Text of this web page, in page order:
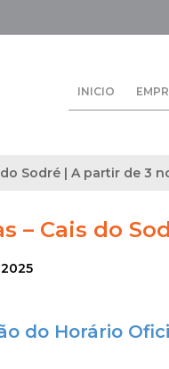
INICIO
Sodré | A partir de 3
– Cais do
do Horário